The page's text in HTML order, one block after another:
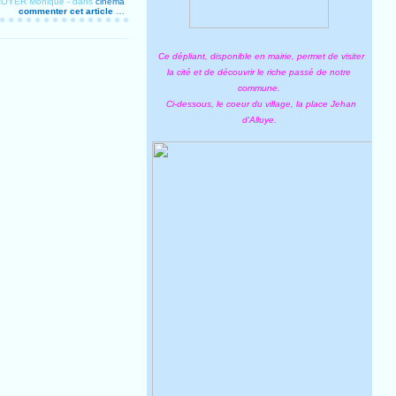
commenter cet article
Ce dépliant, disponible en mairie, permet de visiter
la cité et de découvrir le riche passé de notre
commune.
Ci-dessous, le coeur du village, la place Jehan
d'Alluye.